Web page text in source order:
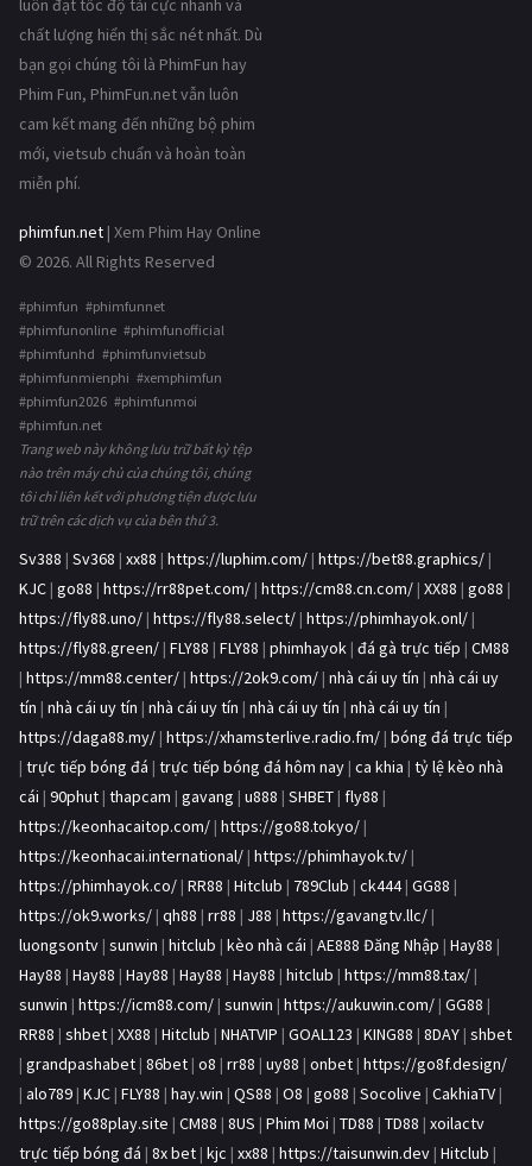
luôn đạt tốc độ tải cực nhanh và
chất lượng hiển thị sắc nét nhất. Dù
bạn gọi chúng tôi là PhimFun hay
Phim Fun, PhimFun.net vẫn luôn
cam kết mang đến những bộ phim
mới, vietsub chuẩn và hoàn toàn
miễn phí.
phimfun.net | Xem Phim Hay Online
© 2026. All Rights Reserved
#phimfun #phimfunnet
#phimfunonline #phimfunofficial
#phimfunhd #phimfunvietsub
#phimfunmienphi #xemphimfun
#phimfun2026 #phimfunmoi
#phimfun.net
Trang web này không lưu trữ bất kỳ tệp
nào trên máy chủ của chúng tôi, chúng
tôi chỉ liên kết với phương tiện được lưu
trữ trên các dịch vụ của bên thứ 3.
Sv388 | Sv368 | xx88 | https://luphim.com/ | https://bet88.graphics/ |
KJC | go88 | https://rr88pet.com/ | https://cm88.cn.com/ | XX88 | go88 |
https://fly88.uno/ | https://fly88.select/ | https://phimhayok.onl/ |
https://fly88.green/ | FLY88 | FLY88 | phimhayok | đá gà trực tiếp | CM88
| https://mm88.center/ | https://2ok9.com/ | nhà cái uy tín | nhà cái uy
tín | nhà cái uy tín | nhà cái uy tín | nhà cái uy tín | nhà cái uy tín |
https://daga88.my/ | https://xhamsterlive.radio.fm/ | bóng đá trực tiếp
| trực tiếp bóng đá | trực tiếp bóng đá hôm nay | ca khia | tỷ lệ kèo nhà
cái | 90phut | thapcam | gavang | u888 | SHBET | fly88 |
https://keonhacaitop.com/ | https://go88.tokyo/ |
https://keonhacai.international/ | https://phimhayok.tv/ |
https://phimhayok.co/ | RR88 | Hitclub | 789Club | ck444| GG88 |
https://ok9.works/ | qh88 | rr88 | J88 | https://gavangtv.llc/ |
luongsontv | sunwin | hitclub | kèo nhà cái | AE888 Đăng Nhập | Hay88 |
Hay88 | Hay88 | Hay88 | Hay88 | Hay88 | hitclub | https://mm88.tax/ |
sunwin | https://icm88.com/ | sunwin | https://aukuwin.com/ | GG88 |
RR88 | shbet | XX88 | Hitclub | NHATVIP | GOAL123 | KING88 | 8DAY | shbet
| grandpashabet | 86bet | o8 | rr88 | uy88 | onbet | https://go8f.design/
| alo789 | KJC | FLY88 | hay.win | QS88 | O8 | go88 | Socolive | CakhiaTV |
https://go88play.site | CM88 | 8US | Phim Moi | TD88 | TD88 | xoilactv
trực tiếp bóng đá | 8x bet | kjc | xx88 | https://taisunwin.dev | Hitclub |